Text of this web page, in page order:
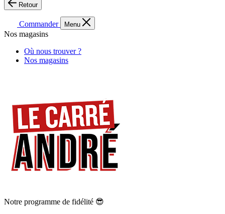
Retour
Commander Menu
Nos magasins
Où nous trouver ?
Nos magasins
Notre programme de fidélité 😎